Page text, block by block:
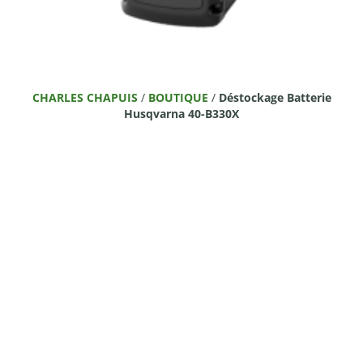
CHARLES CHAPUIS / BOUTIQUE / Déstockage Batterie
Husqvarna 40-B330X